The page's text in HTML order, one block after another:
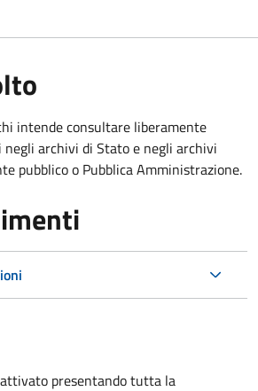
intende consultare liberamente
archivi di Stato e negli archivi
pubblico o Pubblica Amministrazione.
presentando tutta la